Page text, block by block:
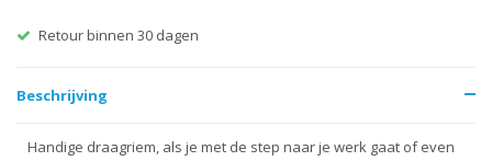
Retour binnen 30 dagen
Beschrijving
Handige draagriem, als je met de step naar je werk gaat of even